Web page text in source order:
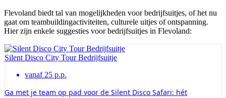
Flevoland biedt tal van mogelijkheden voor bedrijfsuitjes, of het nu
gaat om teambuildingactiviteiten, culturele uitjes of ontspanning.
Hier zijn enkele suggesties voor bedrijfsuitjes in Flevoland:
Silent Disco City Tour Bedrijfsuitje
vanaf 25 p.p.
Ga met je team op pad voor de Silent Disco Safari: hét